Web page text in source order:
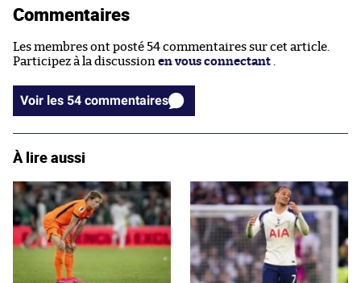
Commentaires
Les membres ont posté 54 commentaires sur cet article.
Participez à la discussion en vous connectant
Voir les 54 commentaires
À lire aussi